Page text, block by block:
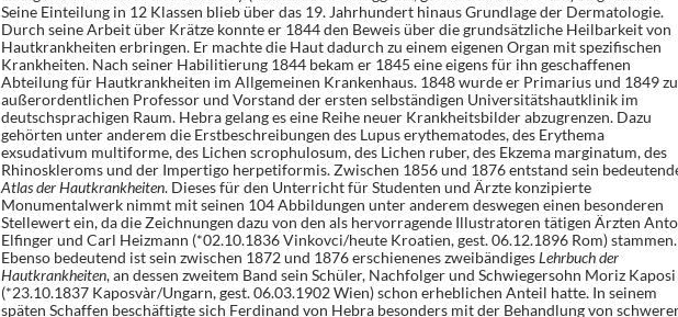
Seine Einteilung in 12 Klassen blieb über das 19. Jahrhundert hinaus Grundlage der Dermatologie.
Durch seine Arbeit über Krätze konnte er 1844 den Beweis über die grundsätzliche Heilbarkeit von
Hautkrankheiten erbringen. Er machte die Haut dadurch zu einem eigenen Organ mit spezifischen
Krankheiten. Nach seiner Habilitierung 1844 bekam er 1845 eine eigens für ihn geschaffenen
Abteilung für Hautkrankheiten im Allgemeinen Krankenhaus. 1848 wurde er Primarius und 1849
außerordentlichen Professor und Vorstand der ersten selbständigen Universitätshautklinik im
deutschsprachigen Raum. Hebra gelang es eine Reihe neuer Krankheitsbilder abzugrenzen. Dazu
gehörten unter anderem die Erstbeschreibungen des Lupus erythematodes, des Erythema
exsudativum multiforme, des Lichen scrophulosum, des Lichen ruber, des Ekzema marginatum, des
Rhinoskleroms und der Impertigo herpetiformis. Zwischen 1856 und 1876 entstand sein
Atlas der Hautkrankheiten. Dieses für den Unterricht für Studenten und Ärzte konzipierte
Monumentalwerk nimmt mit seinen 104 Abbildungen unter anderem deswegen einen besonderen
Stellewert ein, da die Zeichnungen dazu von den als hervorragende Illustratoren tätigen Ärzten
Elfinger und Carl Heizmann (*02.10.1836 Vinkovci/heute Kroatien, gest. 06.12.1896 Rom) stammen.
Ebenso bedeutend ist sein zwischen 1872 und 1876 erschienenes zweibändigesLehrbuch der
Hautkrankheiten, an dessen zweitem Band sein Schüler, Nachfolger und Schwiegersohn Moriz Kaposi
(*23.10.1837 Kaposvàr/Ungarn, gest. 06.03.1902 Wien) schon erheblichen Anteil hatte. In seinem
späten Schaffen beschäftigte sich Ferdinand von Hebra besonders mit der Behandlung von